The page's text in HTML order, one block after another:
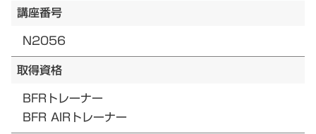
講座番号
N2056
取得資格
BFRトレーナー
BFR AIRトレーナー